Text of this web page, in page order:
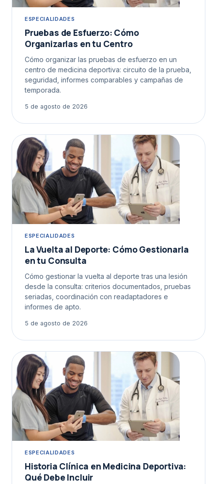
ESPECIALIDADES
Pruebas de Esfuerzo: Cómo
Organizarlas en tu Centro
Cómo organizar las pruebas de esfuerzo en un
centro de medicina deportiva: circuito de la prueba,
seguridad, informes comparables y campañas de
temporada.
5 de agosto de 2026
ESPECIALIDADES
La Vuelta al Deporte: Cómo Gestionarla
en tu Consulta
Cómo gestionar la vuelta al deporte tras una lesión
desde la consulta: criterios documentados, pruebas
seriadas, coordinación con readaptadores e
informes de apto.
5 de agosto de 2026
ESPECIALIDADES
Historia Clínica en Medicina Deportiva:
Qué Debe Incluir